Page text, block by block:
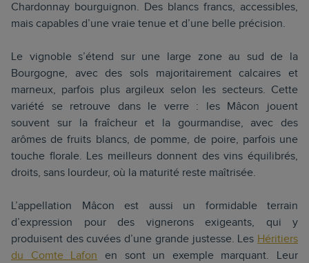
Chardonnay bourguignon. Des blancs francs, accessibles,
mais capables d’une vraie tenue et d’une belle précision.
Le vignoble s’étend sur une large zone au sud de la
Bourgogne, avec des sols majoritairement calcaires et
marneux, parfois plus argileux selon les secteurs. Cette
variété se retrouve dans le verre : les Mâcon jouent
souvent sur la fraîcheur et la gourmandise, avec des
arômes de fruits blancs, de pomme, de poire, parfois une
touche florale. Les meilleurs donnent des vins équilibrés,
droits, sans lourdeur, où la maturité reste maîtrisée.
L’appellation Mâcon est aussi un formidable terrain
d’expression pour des vignerons exigeants, qui y
produisent des cuvées d’une grande justesse. Les Héritiers
du Comte Lafon en sont un exemple marquant. Leur